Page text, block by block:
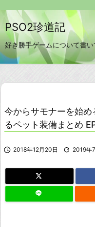
PSO2珍道記
好き勝手ゲームについて書い
今からサモナーを始
るペット装備まとめ
 2018年12月20日  2019年